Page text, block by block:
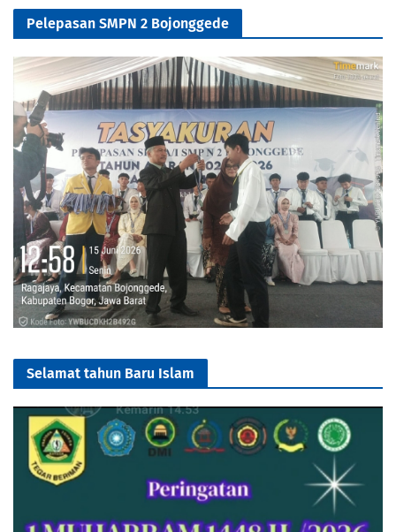
Pelepasan SMPN 2 Bojonggede
Selamat tahun Baru Islam